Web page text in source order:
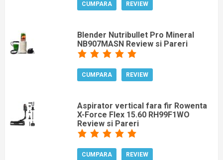
CUMPARA REVIEW
Blender Nutribullet Pro Mineral
NB907MASN Review si Pareri
CUMPARA REVIEW
Aspirator vertical fara fir Rowenta
X-Force Flex 15.60 RH99F1WO
Review si Pareri
CUMPARA REVIEW